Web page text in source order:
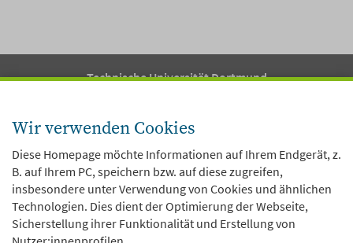
Technische Universität Dortmund
Vogelpothsweg 78
D-44227 Dortmund
Über uns
Themen
Wir verwenden Cookies
Diese Homepage möchte Informationen auf Ihrem Endgerät, z.
B. auf Ihrem PC, speichern bzw. auf diese zugreifen,
insbesondere unter Verwendung von Cookies und ähnlichen
Technologien. Dies dient der Optimierung der Webseite,
Sicherstellung ihrer Funktionalität und Erstellung von